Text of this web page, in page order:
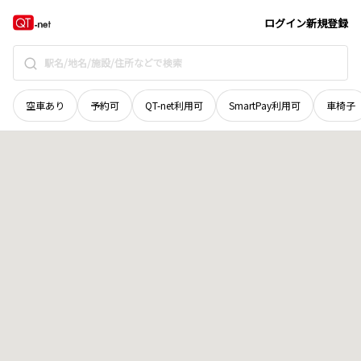
ログイン新規登録
空車あり 予約可 QT-net利用可 SmartPay利用可 車椅子
北海道